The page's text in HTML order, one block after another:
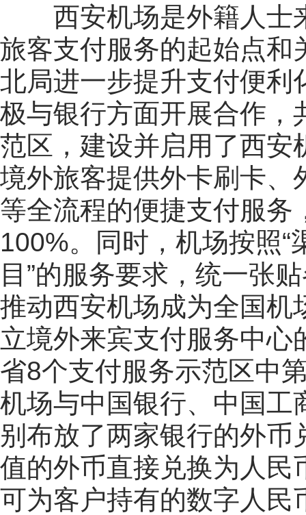
西安机场是外籍人士
旅客支付服务的起始点和
北局进一步提升支付便利
极与银行方面开展合作，
范区，建设并启用了西安
境外旅客提供外卡刷卡、
等全流程的便捷支付服务
100%。同时，机场按照
目”的服务要求，统一张
推动西安机场成为全国机
立境外来宾支付服务中
省8个支付服务示范区中
机场与中国银行、中国工
别布放了两家银行的外
值的外币直接兑换为人民
可为客户持有的数字人民